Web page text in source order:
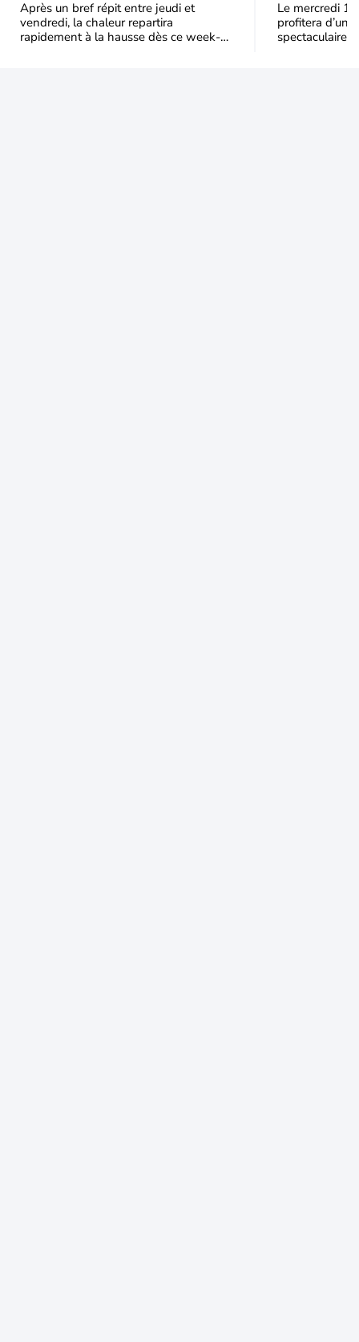
de chaleur en France ?
Après un bref répit entre jeudi et
vendredi, la chaleur repartira
rapidement à la hausse dès ce week-
Le mercredi
profitera
spectaculaire,